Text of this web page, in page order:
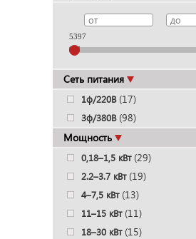
5397
Сеть питания
1ф/220В (17)
3ф/380В (98)
Мощность
0,18–1,5 кВт (29)
2.2–3.7 кВт (19)
4–7,5 кВт (13)
11–15 кВт (11)
18–30 кВт (15)